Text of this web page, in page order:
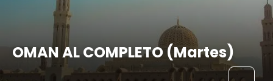
OMAN AL COMPLETO (Martes)